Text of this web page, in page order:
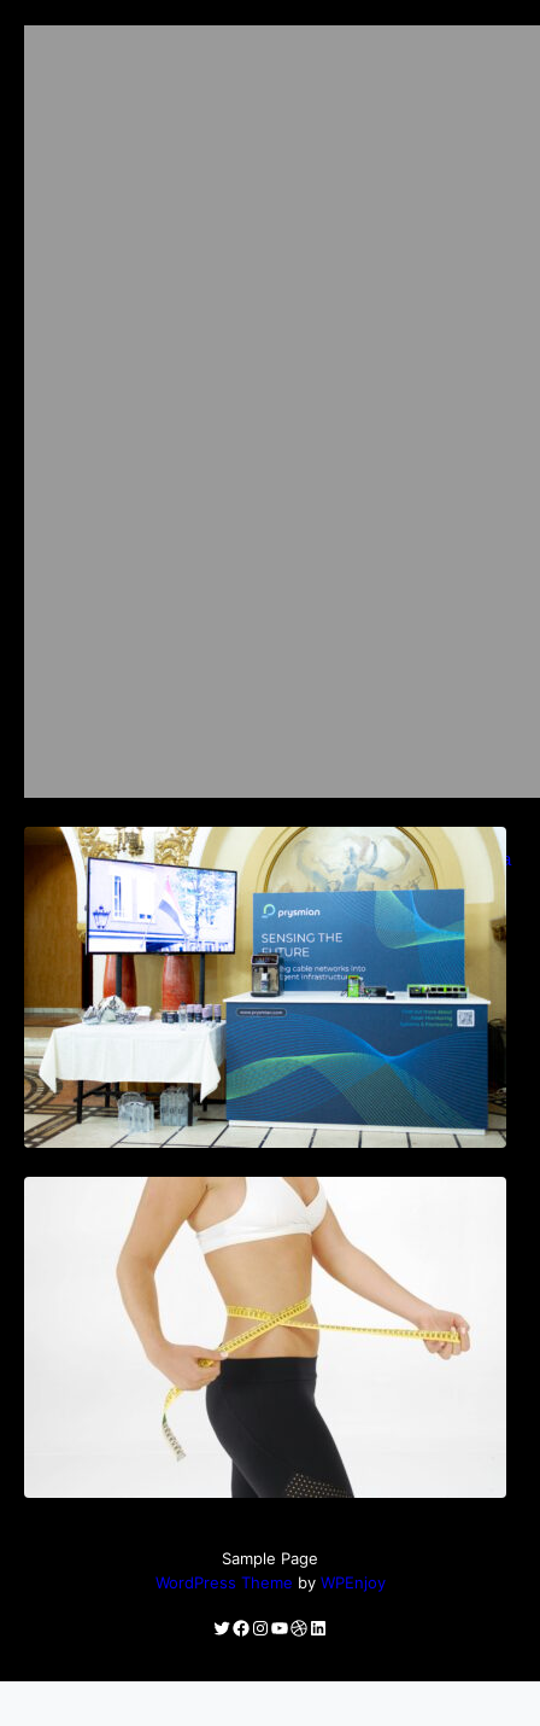
Prysmian aduce la COMM26 tehnologii de
sensing si Digital Energy pentru monitorizarea
in timp real a infrastrucrutilor critice
Tratamentul Wegovy® generează o scădere
în greutate de până la 22,6% la femei în
perioada menopauzei și reduce la jumătate
riscul de migrene
Sample Page
WordPress Theme by WPEnjoy
Twitter
Facebook
Instagram
YouTube
Dribbble
LinkedIn